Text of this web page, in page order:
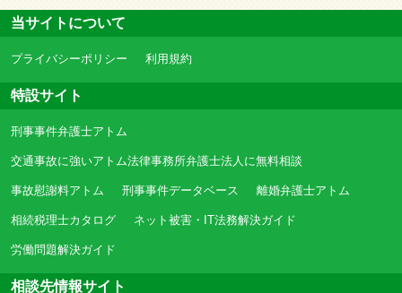
当サイトについて
プライバシーポリシー 利用規約
特設サイト
刑事事件弁護士アトム
交通事故に強いアトム法律事務所弁護士法人に無料相談
事故慰謝料アトム 刑事事件データベース 離婚弁護士アトム
相続税理士カタログ ネット被害・IT法務解決ガイド
労働問題解決ガイド
相談先情報サイト